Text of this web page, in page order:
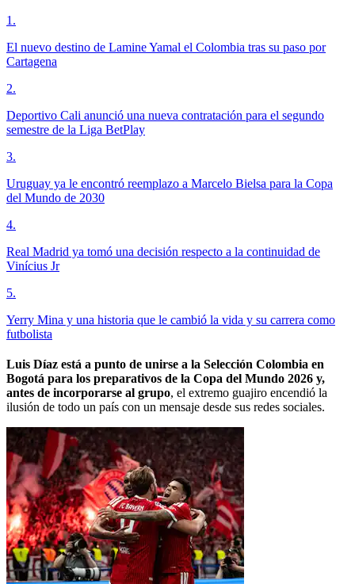
1 .
El nuevo destino de Lamine Yamal el Colombia tras su paso por
Cartagena
2.
Deportivo Cali anunció una nueva contratación para el segundo
semestre de la Liga BetPlay
3.
Uruguay ya le encontró reemplazo a Marcelo Bielsa para la Copa
del Mundo de 2030
4.
Real Madrid ya tomó una decisión respecto a la continuidad de
Vinícius Jr
5.
Yerry Mina y una historia que le cambió la vida y su carrera como
futbolista
Luis Díaz está a punto de unirse a la Selección Colombia en
Bogotá para los preparativos de la Copa del Mundo 2026 y,
antes de incorporarse al grupo, el extremo guajiro encendió la
ilusión de todo un país con un mensaje desde sus redes sociales.